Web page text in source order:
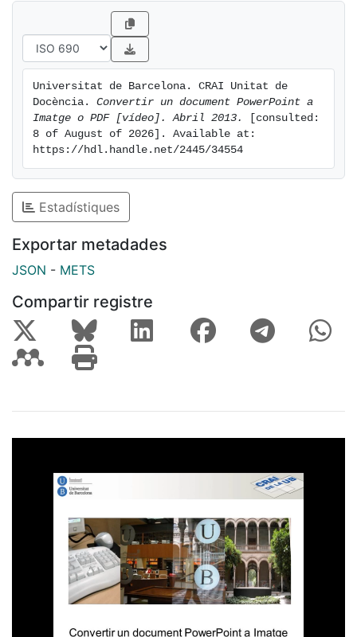
Universitat de Barcelona. CRAI Unitat de
Docència. Convertir un document PowerPoint a
Imatge o PDF [vídeo]. Abril 2013.
[consulted:
8 of August of 2026]. Available at:
https://hdl.handle.net/2445/34554
Estadístiques
Exportar metadades
JSON - METS
Compartir registre